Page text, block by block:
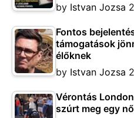
by Istvan Jozsa
Fontos
támogatások
élőknek
by Istvan Jozsa
Vérontás
szúrt meg egy